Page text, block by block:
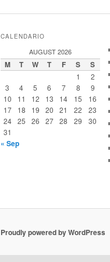
CALENDARIO
AUGUST 2026
M T W T F S S
1
2
3
4 5 6 7 8
9
10
11 12 13 14 15
16
17
18 19 20 21 22
23
24
25 26 27 28 29
30
31
« Sep
Proudly powered by WordPress